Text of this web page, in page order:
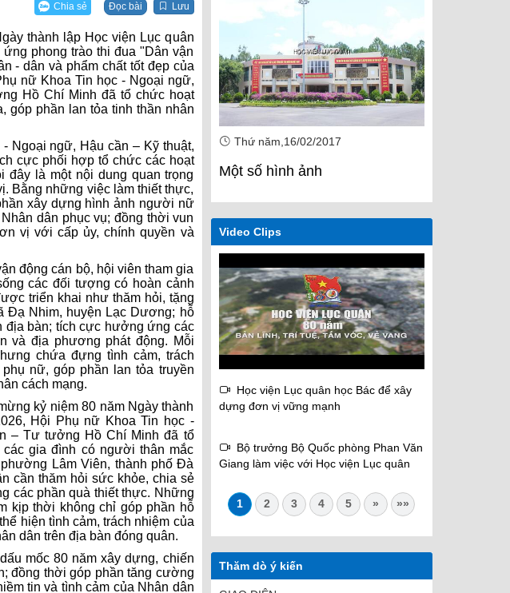
Chia sẻ Đọc bài Lưu
thành lập Học viện Lục quân
phong trào thi đua "Dân vận
- dân và phẩm chất tốt đẹp của
nữ Khoa Tin học - Ngoại ngữ,
Hồ Chí Minh đã tổ chức hoạt
góp phần lan tỏa tinh thần nhân
Ngoại ngữ, Hậu cần – Kỹ thuật,
cực phối hợp tổ chức các hoạt
đây là một nội dung quan trọng
Bằng những việc làm thiết thực,
xây dựng hình ảnh người nữ
dân phục vụ; đồng thời vun
vị với cấp ủy, chính quyền và
động cán bộ, hội viên tham gia
các đối tượng có hoàn cảnh
triển khai như thăm hỏi, tặng
Đạ Nhim, huyện Lạc Dương; hỗ
địa bàn; tích cực hưởng ứng các
và địa phương phát động. Mỗi
chứa đựng tình cảm, trách
nữ, góp phần lan tỏa truyền
cách mạng.
kỷ niệm 80 năm Ngày thành
Hội Phụ nữ Khoa Tin học -
– Tư tưởng Hồ Chí Minh đã tổ
gia đình có người thân mắc
Lâm Viên, thành phố Đà
cần thăm hỏi sức khỏe, chia sẻ
các phần quà thiết thực. Những
kịp thời không chỉ góp phần hỗ
hiện tình cảm, trách nhiệm của
dân trên địa bàn đóng quân.
mốc 80 năm xây dựng, chiến
đồng thời góp phần tăng cường
tin và tình cảm của Nhân dân
Thứ năm,16/02/2017
Một số hình ảnh
Thứ năm,16/02/2017
Một số hình ảnh
Video Clips
Học viện Lục quân học Bác để xây
dựng đơn vị vững mạnh
Bộ trưởng Bộ Quốc phòng Phan Văn
Giang làm việc với Học viện Lục quân
1 2 3 4 5 » »»
Thăm dò ý kiến